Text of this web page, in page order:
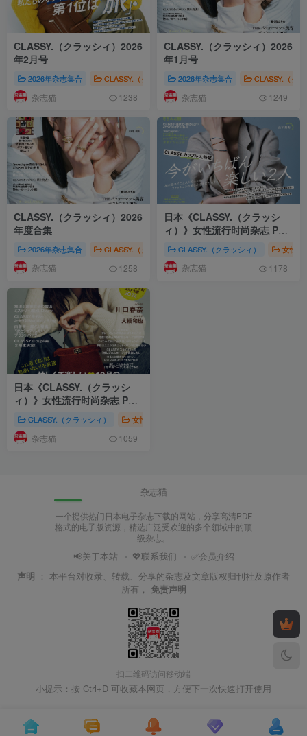
CLASSY.（クラッシィ）2026
年2月号
2026年杂志集合 CLASSY.（クラッシィ） 女性时尚 CLASSY.（
杂志猫 1238
CLASSY.（クラッシィ）2026
年1月号
2026年杂志集合 CLASSY.（ク
杂志猫 1249
CLASSY.（クラッシィ）2026
年度合集
2026年杂志集合 CLASSY.（クラッシィ） 女性时尚 CLASSY.（
杂志猫 1258
日本《CLASSY.（クラッシ
ィ）》女性流行时尚杂志 PDF
CLASSY.（クラッシィ） 女性时
杂志猫 1178
日本《CLASSY.（クラッシ
ィ）》女性流行时尚杂志 PDF
电子版
【2024年·全年订阅】
CLASSY.（クラッシィ） 女性时尚
杂志猫 1059
杂志猫
一个提供热门日本电子杂志下载的网站，分享高清PDF
格式的电子版资源，精选广泛受欢迎的多个领域中的顶
级杂志。
📢关于本站 💖联系我们
✅会员介绍
声明 ： 本平台对收录、转载、分享的杂志及文章版权归刊社及原作者
所有， 免责声明
扫二维码访问移动端
小提示：按 Ctrl+D 可收藏本网页，方便下一次快速打开使用